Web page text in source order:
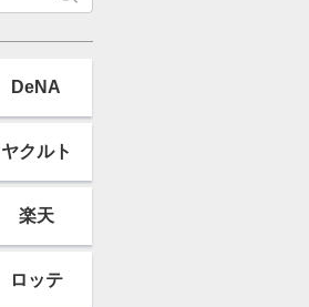
DeNA
ヤクルト
楽天
ロッテ